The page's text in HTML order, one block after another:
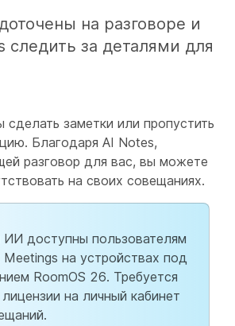
на разговоре и
следить за деталями для
сделать заметки или пропустить
Благодаря AI Notes,
разговор для вас, вы можете
на своих совещаниях.
ИИ доступны пользователям
Meetings на устройствах под
RoomOS 26. Требуется
на личный кабинет